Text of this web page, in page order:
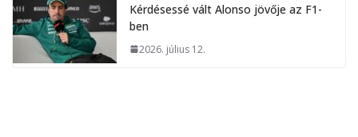
Kérdésessé vált Alonso jövője az F1-
ben
2026. július 12.